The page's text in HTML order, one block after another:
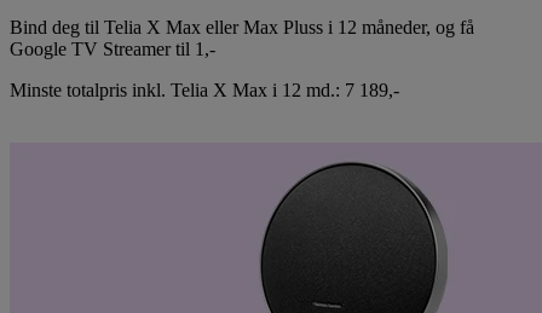
Bind deg til Telia X Max eller Max Pluss i 12 måneder, og få
Google TV Streamer til 1,-
Minste totalpris inkl. Telia X Max i 12 md.: 7 189,-